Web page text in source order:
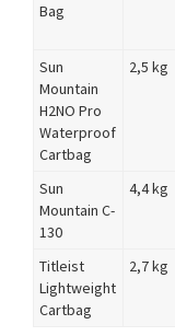
Bag
Sun
Mountain
H2NO Pro
Waterproof
Cartbag
2,5 kg
Sun
Mountain C-
130
4,4 kg
Titleist
Lightweight
Cartbag
2,7 kg